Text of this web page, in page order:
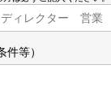
等）